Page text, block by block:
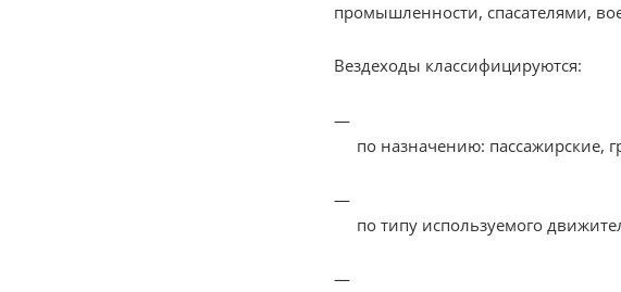
промышленности, спасателями,
Вездеходы классифицируются:
по назначению: пассажирские,
по типу используемого